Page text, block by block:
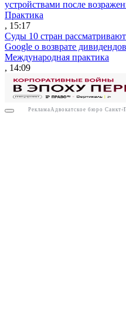
устройствами после
Практика
, 15:17
Суды 10 стран
Google о возврате дивидендов
Международная практика
, 14:09
Реклама Адвокатское бюро